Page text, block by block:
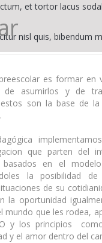
et tortor lacus
nisl quis, bibendum
es formar en
de asumirlos y de
son la base de la
que parten del
en el
la posibilidad
de su
la oportunidad
mundo que les rodea,
y los principios
y el amor dentro del